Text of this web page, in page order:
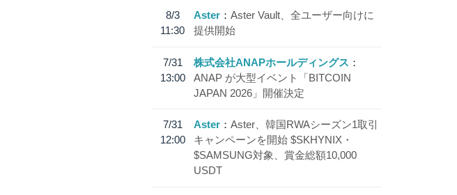
8/3
11:30
Aster
Aster Vault、全ユーザー向けに
提供開始
7/31
13:00
株式会社ANAPホールディングス
ANAP が大型イベント「BITCOIN
JAPAN 2026」開催決定
7/31
12:00
Aster
Aster、韓国RWAシーズン1取引
キャンペーンを開始 $SKHYNIX・
$SAMSUNG対象、賞金総額10,000
USDT